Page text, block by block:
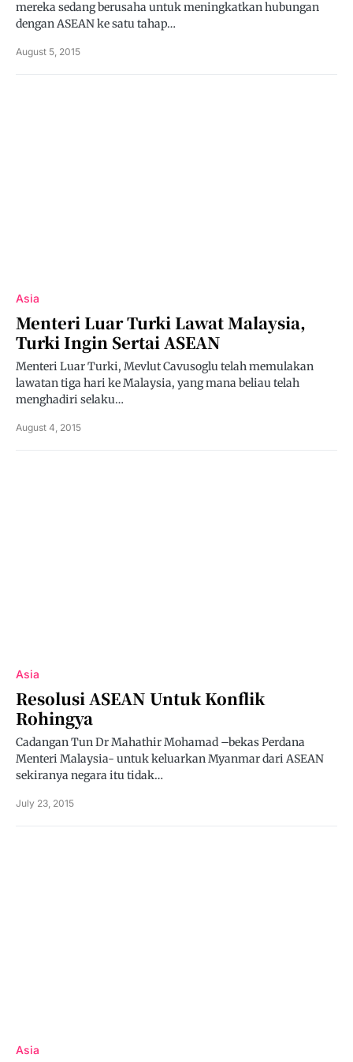
mereka sedang berusaha untuk meningkatkan hubungan
dengan ASEAN ke satu tahap…
August 5, 2015
Asia
Menteri Luar Turki Lawat Malaysia,
Turki Ingin Sertai ASEAN
Menteri Luar Turki, Mevlut Cavusoglu telah memulakan
lawatan tiga hari ke Malaysia, yang mana beliau telah
menghadiri selaku…
August 4, 2015
Asia
Resolusi ASEAN Untuk Konflik
Rohingya
Cadangan Tun Dr Mahathir Mohamad –bekas Perdana
Menteri Malaysia- untuk keluarkan Myanmar dari ASEAN
sekiranya negara itu tidak…
July 23, 2015
Asia